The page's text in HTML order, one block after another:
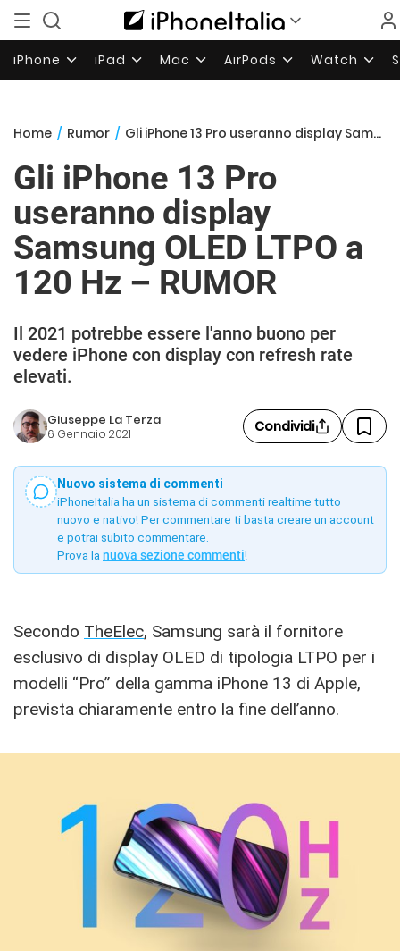
iPhone iPad Mac AirPods Watch
Home / Rumor / Gli iPhone 13 Pro useranno display Samsung OLED LTPO a 120 Hz – RUMOR
Gli iPhone 13 Pro
useranno display
Samsung OLED LTPO a
120 Hz – RUMOR
Il 2021 potrebbe essere l'anno buono per
vedere iPhone con display con refresh rate
elevati.
Giuseppe La Terza
6 Gennaio 2021 Condividi
Nuovo sistema di commenti
iPhoneItalia ha un sistema di commenti realtime tutto
nuovo e nativo! Per commentare ti basta creare un account
e potrai subito commentare.
Prova la nuova sezione commenti!
Secondo TheElec, Samsung sarà il fornitore
esclusivo di display OLED di tipologia LTPO per i
modelli “Pro” della gamma iPhone 13 di Apple,
prevista chiaramente entro la fine dell’anno.